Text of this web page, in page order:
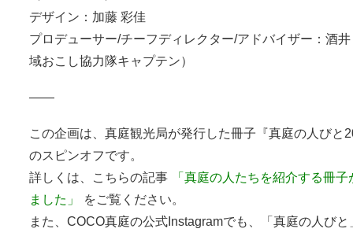
デザイン：加藤 彩佳
プロデューサー/チーフディレクター/アドバイザー ：酒
域おこし協力隊キャプテン）
——
この企画は、真庭観光局が発行した冊子『真庭の人びと
のスピンオフです。
詳しくは、こちらの記事
「真庭の人たちを紹介する冊子
ました」
をご覧ください。
また、COCO真庭の公式Instagramでも、「真庭の人びと